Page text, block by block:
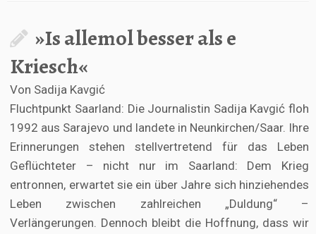
»Is allemol besser als e
Kriesch«
Von Sadija Kavgić
Fluchtpunkt Saarland: Die Journalistin Sadija Kavgić floh
1992 aus Sarajevo und landete in Neunkirchen/Saar. Ihre
Erinnerungen stehen stellvertretend für das Leben
Geflüchteter – nicht nur im Saarland: Dem Krieg
entronnen, erwartet sie ein über Jahre sich hinziehendes
Leben zwischen zahlreichen „Duldung“ –
Verlängerungen. Dennoch bleibt die Hoffnung, dass wir